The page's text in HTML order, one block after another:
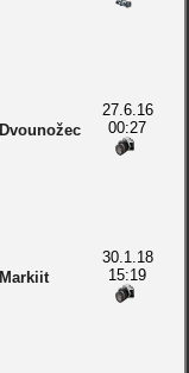
Dvounožec
27.6.16
00:27
Markiit
30.1.18
15:19